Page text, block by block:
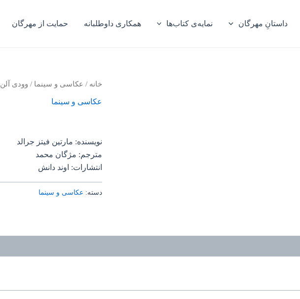
داستانِ مهرگان نمایه‌ی کتاب‌ها همکاری داوطلبانه حمایت از مهرگان
خانه / عکاسی و سینما / وودی آلن
عکاسی و سینما
نویسنده: مارتین فیتز جرالد
مترجم: مژگان محمد
انتشارات: اوند دانش
دسته: عکاسی و سینما